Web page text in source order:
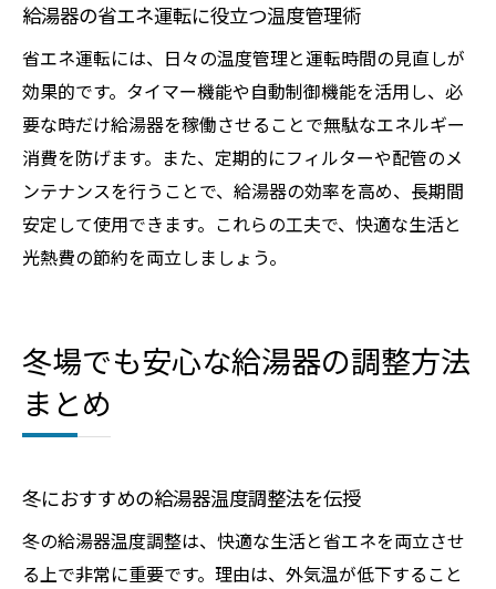
給湯器の省エネ運転に役立つ温度管理術
省エネ運転には、日々の温度管理と運転時間の見直しが
効果的です。タイマー機能や自動制御機能を活用し、必
要な時だけ給湯器を稼働させることで無駄なエネルギー
消費を防げます。また、定期的にフィルターや配管のメ
ンテナンスを行うことで、給湯器の効率を高め、長期間
安定して使用できます。これらの工夫で、快適な生活と
光熱費の節約を両立しましょう。
冬場でも安心な給湯器の調整方法
まとめ
冬におすすめの給湯器温度調整法を伝授
冬の給湯器温度調整は、快適な生活と省エネを両立させ
る上で非常に重要です。理由は、外気温が低下すること